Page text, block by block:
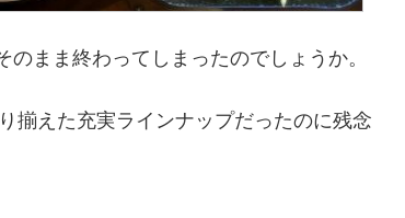
まま終わってしまったのでしょうか。
揃えた充実ラインナップだったのに残念